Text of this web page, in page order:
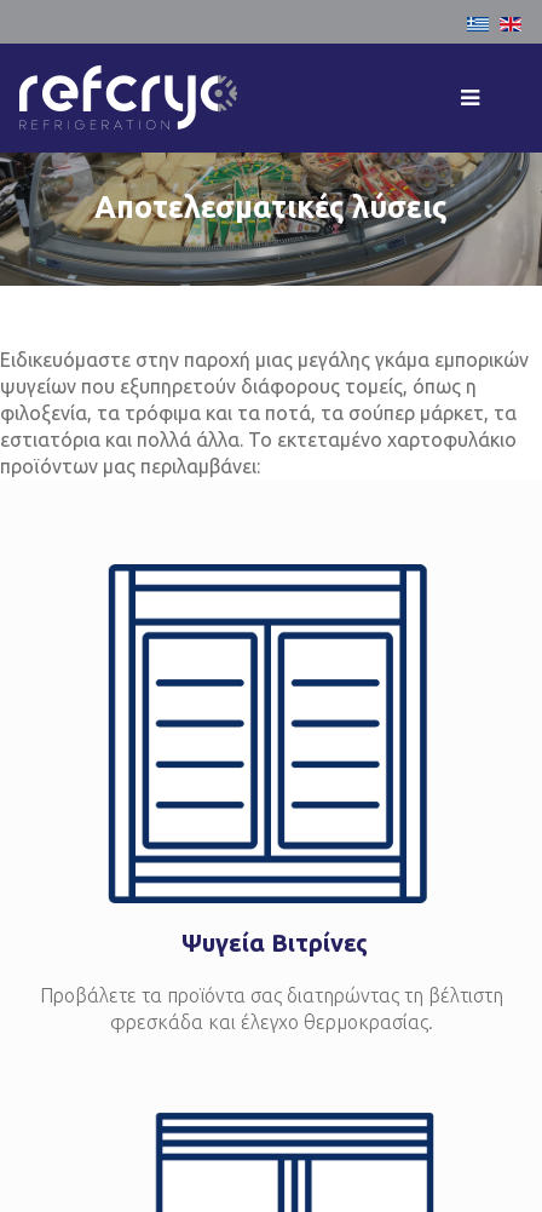
Αποτελεσματικές λύσεις
Ειδικευόμαστε στην παροχή μιας μεγάλης γκάμα εμπορικών
ψυγείων που εξυπηρετούν διάφορους τομείς, όπως η
φιλοξενία, τα τρόφιμα και τα ποτά, τα σούπερ μάρκετ, τα
εστιατόρια και πολλά άλλα. Το εκτεταμένο χαρτοφυλάκιο
προϊόντων μας περιλαμβάνει:
Ψυγεία Βιτρίνες
Προβάλετε τα προϊόντα σας διατηρώντας τη βέλτιστη
φρεσκάδα και έλεγχο θερμοκρασίας.
Αρχική
Υπηρεσίες
Προϊόντα
Επικοινωνία